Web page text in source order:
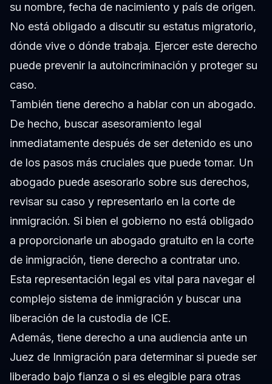
su nombre, fecha de nacimiento y país de origen.
No está obligado a discutir su estatus migratorio,
dónde vive o dónde trabaja. Ejercer este derecho
puede prevenir la autoincriminación y proteger su
caso.
También tiene derecho a hablar con un abogado.
De hecho, buscar asesoramiento legal
inmediatamente después de ser detenido es uno
de los pasos más cruciales que puede tomar. Un
abogado puede asesorarlo sobre sus derechos,
revisar su caso y representarlo en la corte de
inmigración. Si bien el gobierno no está obligado
a proporcionarle un abogado gratuito en la corte
de inmigración, tiene derecho a contratar uno.
Esta representación legal es vital para navegar el
complejo sistema de inmigración y buscar una
liberación de la custodia de ICE.
Además, tiene derecho a una audiencia ante un
Juez de Inmigración para determinar si puede ser
liberado bajo fianza o si es elegible para otras